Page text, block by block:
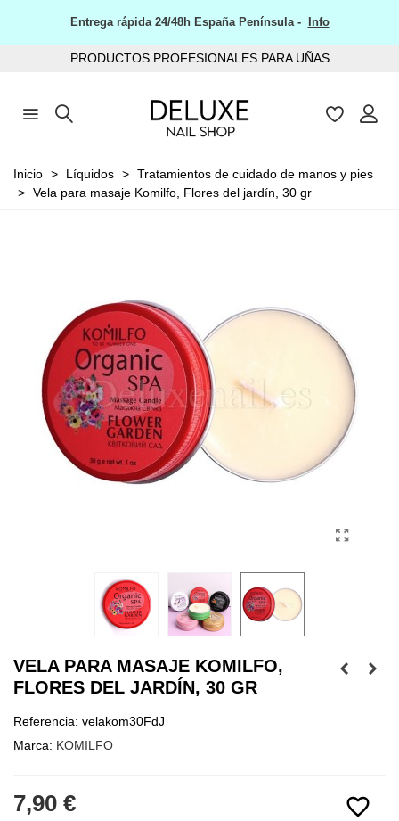
Entrega rápida 24/48h España Península - Info
PRODUCTOS PROFESIONALES PARA UÑAS
Inicio > Líquidos > Tratamientos de cuidado de manos y pies
> Vela para masaje Komilfo, Flores del jardín, 30 gr
VELA PARA MASAJE KOMILFO,
FLORES DEL JARDÍN, 30 GR
Referencia: velakom30FdJ
Marca: KOMILFO
favorite_border
7,90 €